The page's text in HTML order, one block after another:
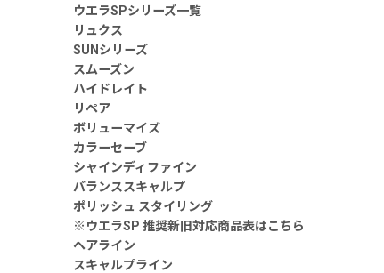
ウエラSPシリーズ一覧
リュクス
SUNシリーズ
スムーズン
ハイドレイト
リペア
ボリューマイズ
カラーセーブ
シャインディファイン
バランススキャルプ
ポリッシュ スタイリング
※ウエラSP 推奨新旧対応商品表はこちら
ヘアライン
スキャルプライン